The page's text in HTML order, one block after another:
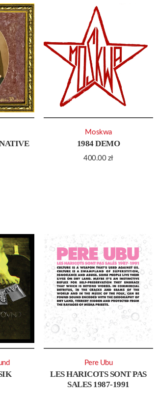
1984 DEMO
400.00 zł
Moskwa
LES HARICOTS SONT PAS
SALES 1987-1991
Pere Ubu